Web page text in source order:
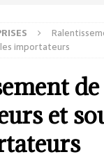
importateurs
et